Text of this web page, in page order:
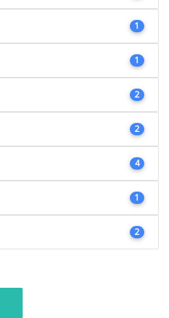
1
1
2
2
4
1
2